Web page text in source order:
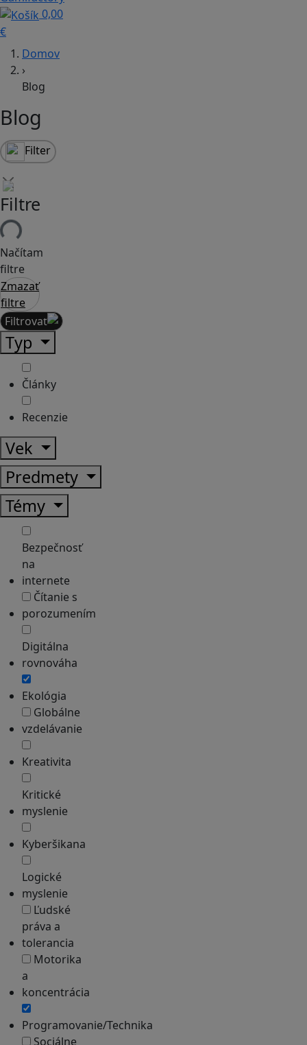
0,00
€
Domov
›
Blog
Blog
Filter
Filtre
Načítam
filtre
Zmazať
filtre
Filtrovať
Typ
Články
Recenzie
Vek
Predmety
Témy
Bezpečnosť
na
internete
Čítanie s
porozumením
Digitálna
rovnováha
Ekológia
Globálne
vzdelávanie
Kreativita
Kritické
myslenie
Kyberšikana
Logické
myslenie
Ľudské
práva a
tolerancia
Motorika
a
koncentrácia
Programovanie/Technika
Sociálne